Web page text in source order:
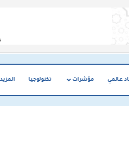
عالمي مؤشرات تكنولوجيا المزيد